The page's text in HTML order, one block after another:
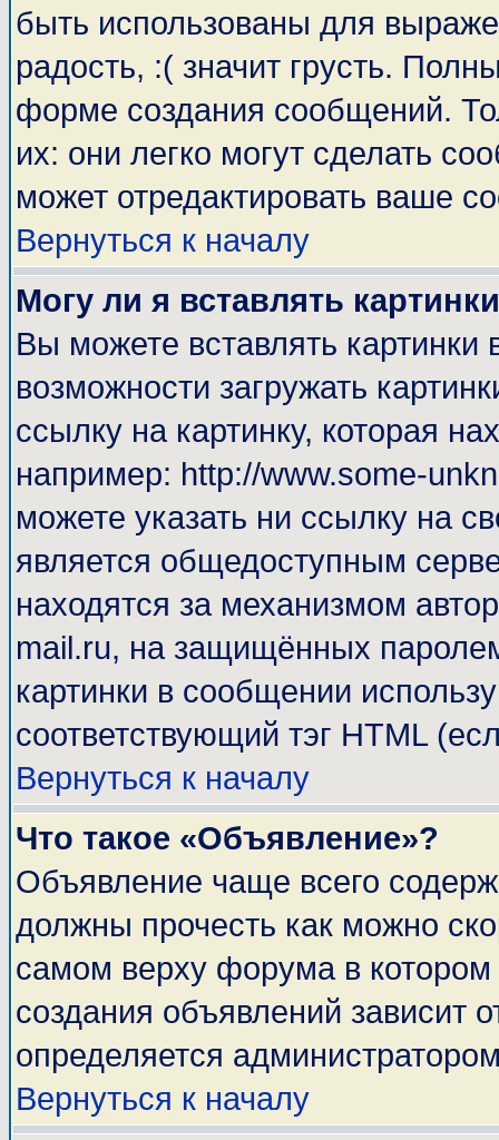
быть использованы для
радость, :( значит грусть.
форме создания сообщений.
их: они легко могут сделать
может отредактировать ваше
Вернуться к началу
Могу ли я вставлять
Вы можете вставлять
возможности загружать
ссылку на картинку, которая
например: http://www.some-
можете указать ни ссылку на
является общедоступным
находятся за механизмом
mail.ru, на защищённых
картинки в сообщении
соответствующий тэг HTML
Вернуться к началу
Что такое «Объявление»?
Объявление чаще всего
должны прочесть как можно
самом верху форума в
создания объявлений зависит
определяется
Вернуться к началу